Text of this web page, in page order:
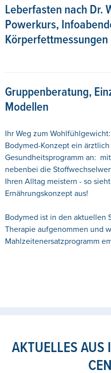
Leberfasten nach Dr.
Powerkurs,
Körperfettmessungen
Gruppenberatung,
Modellen
Ihr Weg zum
Bodymed-Konzept ein
Gesundheitsprogramm an:
nebenbei die
Ihren Alltag meistern - so
Ernährungskonzept aus!
Bodymed ist in den aktuellen
Therapie aufgenommen und
Mahlzeitenersatzprogramm
AKTUELLES AUS